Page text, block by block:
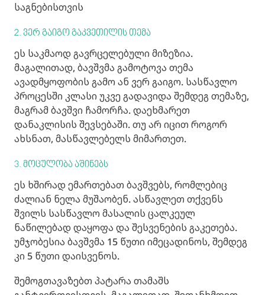
საგნებისთვის
2. ვერ გაიგო გაკვეთილის თემა
ეს საკმაოდ გავრცელებული მიზეზია.
მაგალითად, ბავშვმა გამოტოვა თემა
ავადმყოფობის გამო ან ვერ გაიგო. სასწავლო
პროცესში კლასი უკვე გადავიდა შემდეგ თემაზე,
მაგრამ ბავშვი ჩამორჩა. დაეხმარეთ
დანაკლისის შევსებაში. თუ არ იცით როგორ
ახსნათ, მასწავლებელს მიმართეთ.
3. მოცულობა აშინებს
ეს ხშირად ემართებათ ბავშვებს, რომლებიც
ძალიან ნელა მუშაობენ. ასწავლეთ თქვენს
შვილს სასწავლო მასალის ცალკეულ
ნაწილებად დაყოფა და შესვენების გაკეთება.
უმჯობესია ბავშვმა 15 წუთი იმეცადინოს, შემდეგ
კი 5 წუთი დაისვენოს.
შემოგთავაზებთ პატარა თამაშს